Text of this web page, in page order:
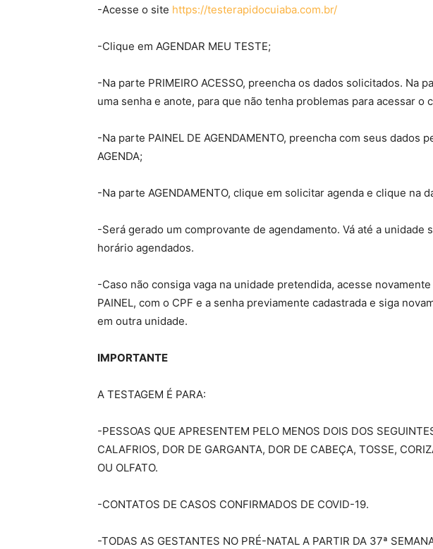
-Acesse o site https://testerapidocuiaba.com.br/
-Clique em AGENDAR MEU TESTE;
-Na parte PRIMEIRO ACESSO, preencha os dados solicitados. Na
uma senha e anote, para que não tenha problemas para acessar o
-Na parte PAINEL DE AGENDAMENTO, preencha com seus dados
AGENDA;
-Na parte AGENDAMENTO, clique em solicitar agenda e clique na
-Será gerado um comprovante de agendamento. Vá até a unidade
horário agendados.
-Caso não consiga vaga na unidade pretendida, acesse
PAINEL, com o CPF e a senha previamente cadastrada e siga
em outra unidade.
IMPORTANTE
A TESTAGEM É PARA:
-PESSOAS QUE APRESENTEM PELO MENOS DOIS DOS
CALAFRIOS, DOR DE GARGANTA, DOR DE CABEÇA, TOSSE,
OU OLFATO.
-CONTATOS DE CASOS CONFIRMADOS DE COVID-19.
-TODAS AS GESTANTES NO PRÉ-NATAL A PARTIR DA 37ª